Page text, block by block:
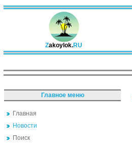
Zakoylok.RU
Главное меню
Главная
Новости
Поиск